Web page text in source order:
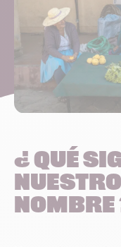
¿ Qué
nuestro
nombre